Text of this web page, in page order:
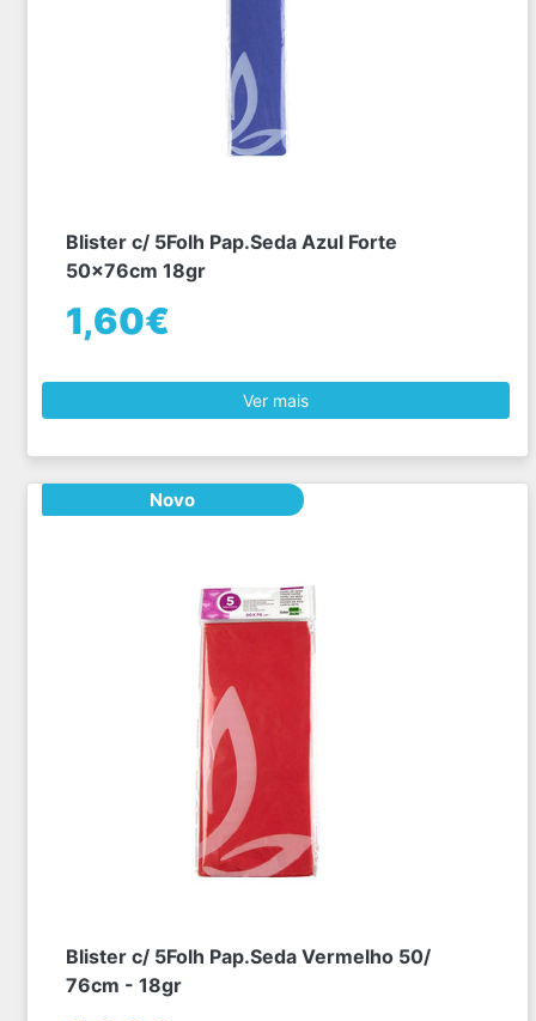
Blister c/ 5Folh Pap.Seda Azul Forte
50x76cm 18gr
1,60€
Ver mais
Novo
Blister c/ 5Folh Pap.Seda Vermelho 50/
76cm - 18gr